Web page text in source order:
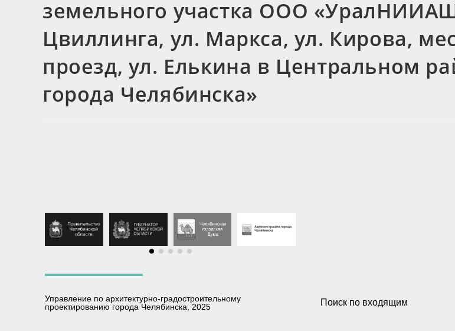
земельного участка ООО
Цвиллинга, ул. Маркса, ул. Кирова,
проезд, ул. Елькина в Центральном
города Челябинска»
Управление по архитектурно-градостроительному
проектированию города Челябинска, 2025
Поиск по входящим